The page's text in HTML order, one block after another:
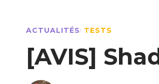
ACTUALITÉS TESTS
[AVIS]